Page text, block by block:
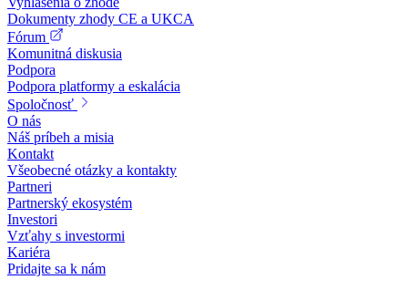
Dokumenty zhody CE a UKCA
Fórum
Komunitná diskusia
Podpora
Podpora platformy a eskalácia
Spoločnosť
O nás
Náš príbeh a misia
Kontakt
Všeobecné otázky a kontakty
Partneri
Partnerský ekosystém
Investori
Vzťahy s investormi
Kariéra
Pridajte sa k nám